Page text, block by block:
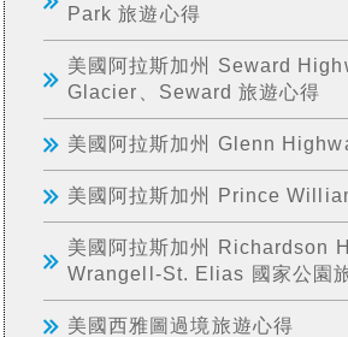
Park 旅遊心得
美國阿拉斯加州 Seward
Glacier、Seward 旅遊心得
美國阿拉斯加州 Glenn
美國阿拉斯加州 Prince
美國阿拉斯加州 Richardson
Wrangell-St. Elias 國家公園
美國西雅圖過境旅遊心得